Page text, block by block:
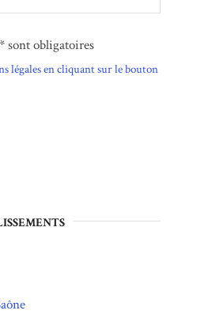
sont obligatoires
légales en cliquant sur le bouton